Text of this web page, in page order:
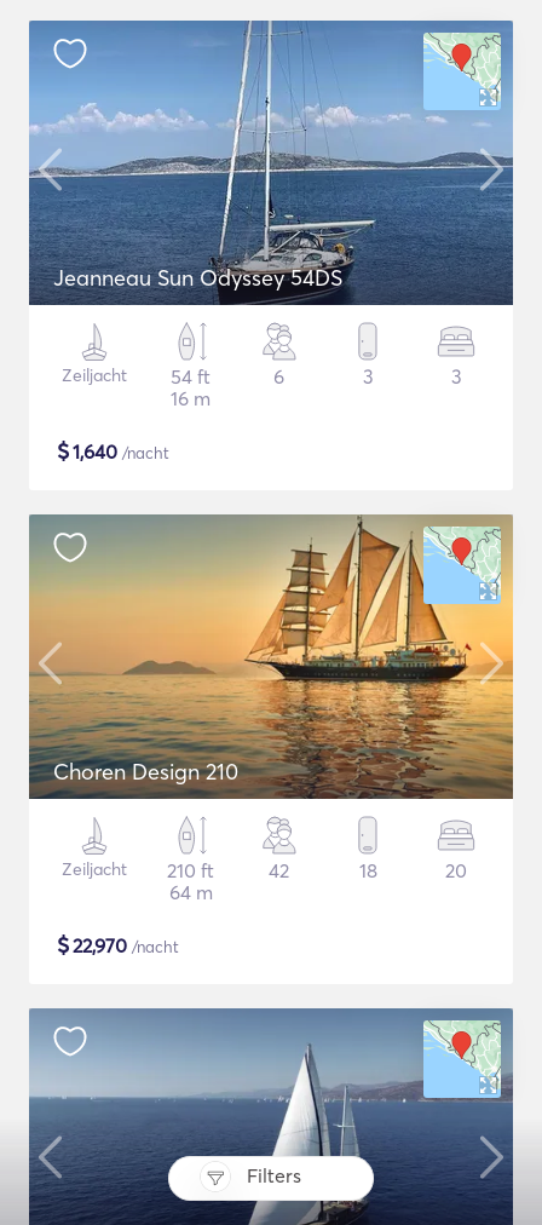
Filters
Jeanneau Sun Odyssey 54DS
Zeiljacht
54 ft
16 m
6 3 3
$1,640 /nacht
Choren Design 210
Zeiljacht
210 ft
64 m
42 18 20
$22,970 /nacht